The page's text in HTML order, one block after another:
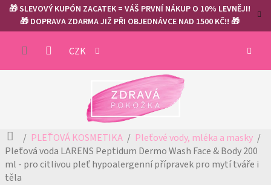
Přejít
obsah
🎁 SLEVOVÝ KUPÓN ZACATEK = VÁŠ PRVNÍ NÁKUP O 10% LEVNĚJI!
🎁 DOPRAVA ZDARMA JIŽ PŘI OBJEDNÁVCE NAD 1500 KČ!! 🎁
CZK
Domů
PLEŤOVÁ KOSMETIKA
Pleťové vody, mléka a masky
Pleťová voda LARENS Peptidum Dermo Wash Face & Body 200
ml - pro citlivou pleť hypoalergenní přípravek pro mytí tváře i
těla